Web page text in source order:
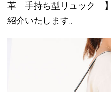
革 手持ち型リュック 】
紹介いたします。